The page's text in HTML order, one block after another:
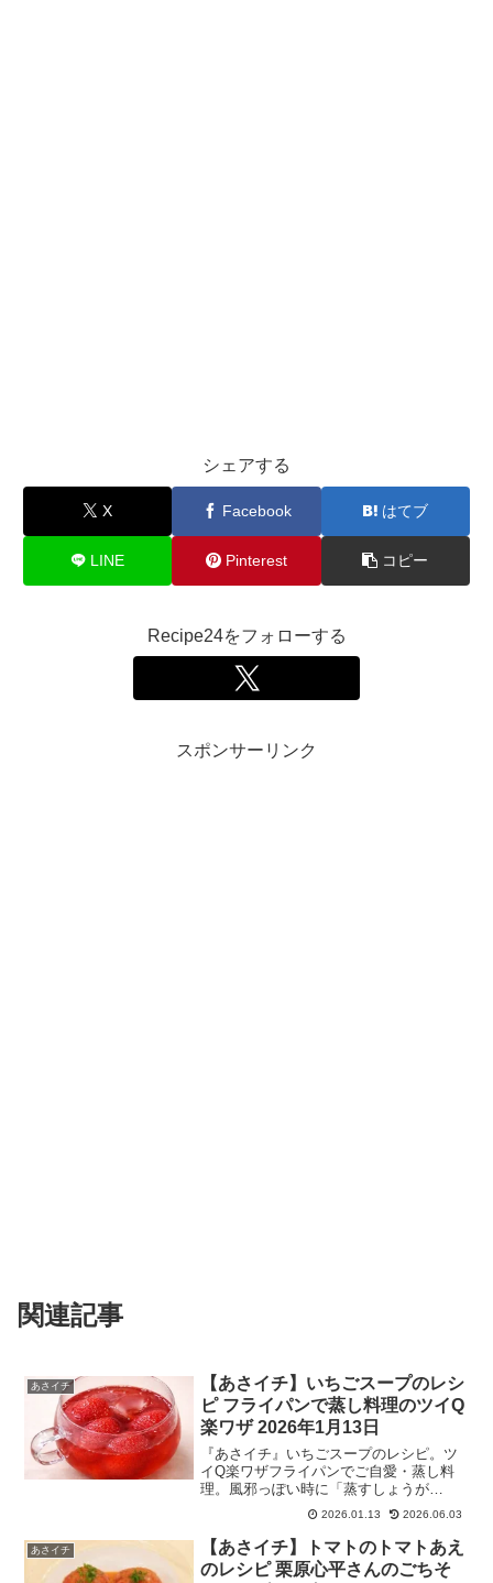
シェアする
X Facebook はてブ
LINE Pinterest コピー
Recipe24をフォローする
スポンサーリンク
関連記事
あさイチ
【あさイチ】いちごスープのレシ
ピ フライパンで蒸し料理のツイQ
楽ワザ 2026年1月13日
『あさイチ』いちごスープのレシピ。ツ
イQ楽ワザフライパンでご自愛・蒸し料
理。風邪っぽい時に「蒸すしょうが
豚」、旬野菜の滋味を引き出す！蒸し焼
きの極意、電子レンジでつくる酒蒸し、
体ポカポカ蒸し薬膳ドリンクなど。2026
年1月13日
2026.01.13 2026.06.03
あさイチ
【あさイチ】トマトのトマトあえ
のレシピ 栗原心平さんのごちそ